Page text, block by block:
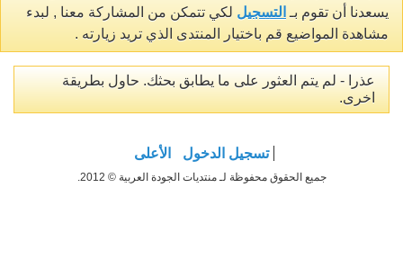
يسعدنا أن تقوم بـ التسجيل لكي تتمكن من المشاركة معنا , لبدء
مشاهدة المواضيع قم باختيار المنتدى الذي تريد زيارته .
عذرا - لم يتم العثور على ما يطابق بحثك. حاول بطريقة
اخرى.
تسجيل الدخول الأعلى
جميع الحقوق محفوظة لـ منتديات الجودة العربية © 2012.